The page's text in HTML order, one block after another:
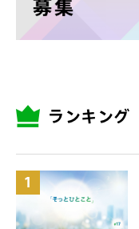
ランキング
1